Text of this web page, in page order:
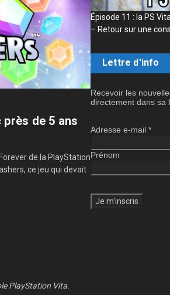
de 5 ans
de la PlayStation
ce jeu qui devait
Épisode 11 : la PS
– Retour sur une
Lettre d'info
Recevoir les
directement dans sa
Adresse e-mail *
Prénom
PlayStation Vita.